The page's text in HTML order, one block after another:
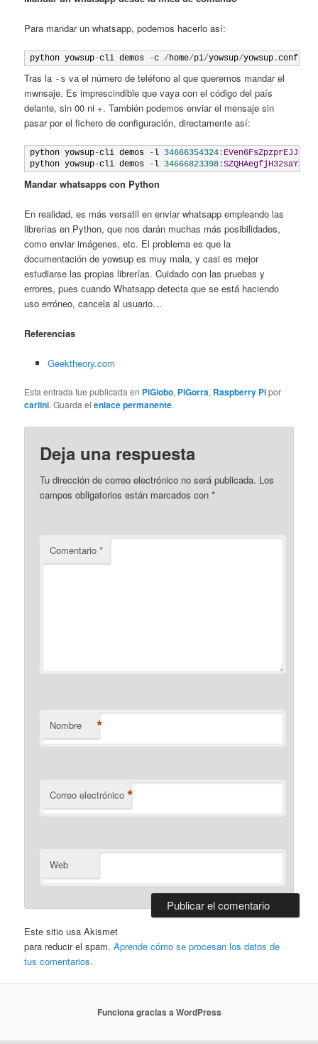
Para mandar un whatsapp, podemos hacerlo así:
python yowsup-cli demos -c /home/pi/yowsup/yowsup .config
Tras la -s va el número de teléfono al que queremos mandar el
mwnsaje. Es imprescindible que vaya con el código del país
delante, sin 00 ni +. También podemos enviar el mensaje sin
pasar por el fichero de configuración, directamente así:
python yowsup-cli demos - l 34666354324 :
python yowsup-cli demos - l 34666823398 :
Mandar whatsapps con Python
En realidad, es más versatil en enviar whatsapp empleando las
librerías en Python, que nos darán muchas más posibilidades,
como enviar imágenes, etc. El problema es que la
documentación de yowsup es muy mala, y casi es mejor
estudiarse las propias librerías. Cuidado con las pruebas y
errores, pues cuando Whatsapp detecta que se está haciendo
uso erróneo, cancela al usuario…
Referencias
Geektheory.com
Esta entrada fue publicada en PiGlobo, PiGorra, Raspberry Pipor
carlini. Guarda elenlace permanente.
Deja una respuesta
Tu dirección de correo electrónico no será publicada. Los
campos obligatorios están marcados con*
Comentario*
Nombre *
Correo electrónico *
Web
Este sitio usa Akismet
para reducir el spam.Aprende cómo se procesan los datos de
tus comentarios.
Funciona gracias a WordPress